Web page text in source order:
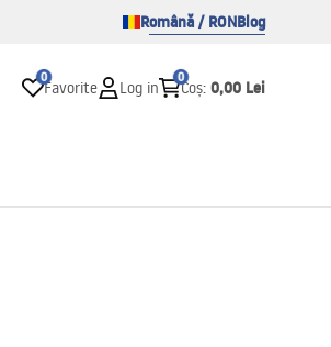
Română / RONBlog
0
Favorite Log in
0
Coș: 0,00 Lei